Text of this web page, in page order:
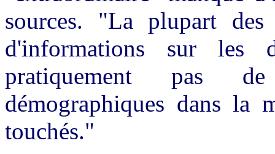
sources. "La plupart
d'informations sur les
pratiquement pas
démographiques dans la
touchés."